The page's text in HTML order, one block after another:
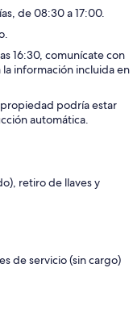
de 08:30 a 17:00.
16:30, comunícate con
información incluida en
podría estar
automática.
retiro de llaves y
de servicio (sin cargo)